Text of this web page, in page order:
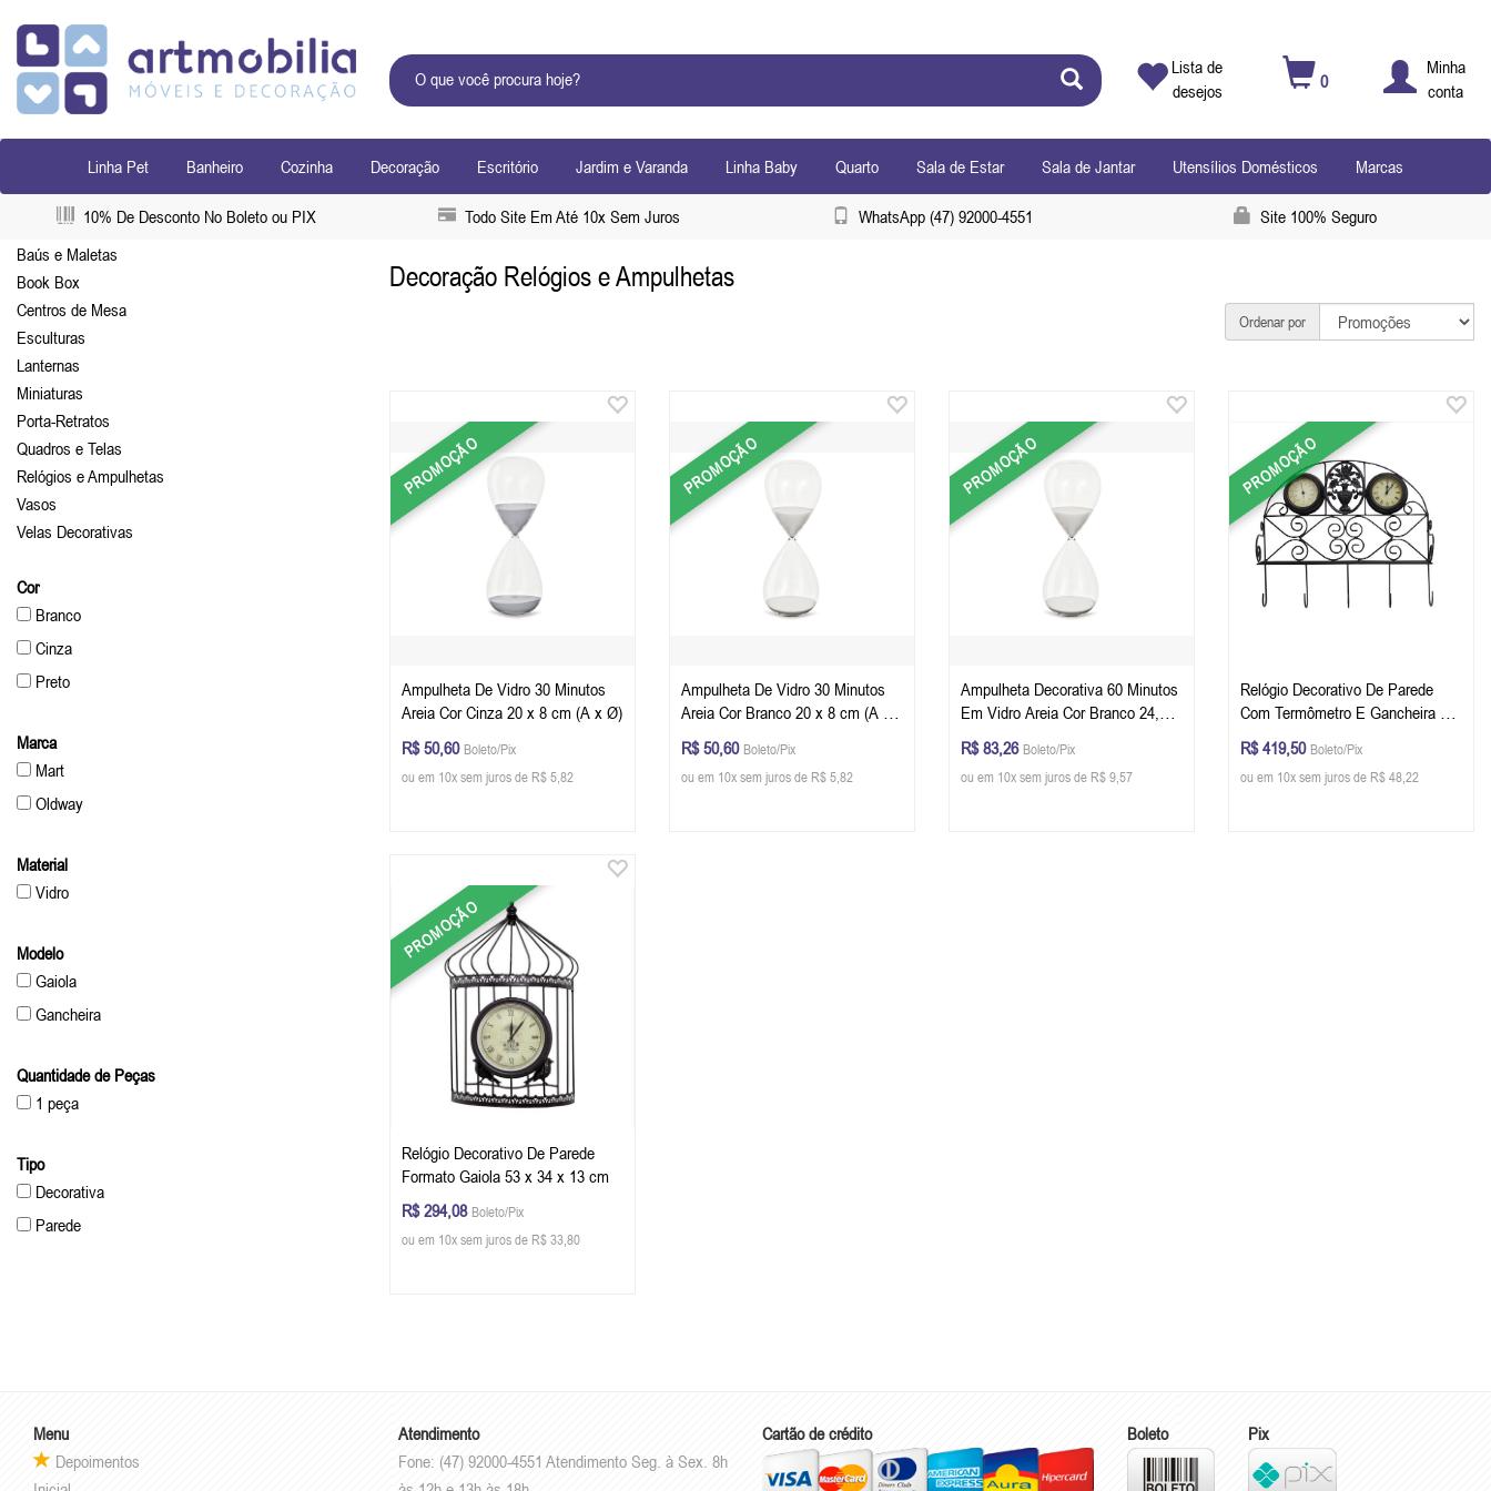
Lista de
desejos
0
Minha
conta
Linha Pet Banheiro Cozinha Decoração Escritório Jardim e Varanda Linha Baby Quarto Sala de Estar Sala de Jantar Utensílios Domésticos Marcas
10% De Desconto No Boleto ou PIX Todo Site Em Até 10x Sem Juros WhatsApp (47) 92000-4551
Site 100% Seguro
Baús e Maletas
Book Box
Centros de Mesa
Esculturas
Lanternas
Miniaturas
Porta-Retratos
Quadros e Telas
Relógios e Ampulhetas
Vasos
Velas Decorativas
Cor
Branco
Cinza
Preto
Marca
Mart
Oldway
Material
Vidro
Modelo
Gaiola
Gancheira
Quantidade de Peças
1 peça
Tipo
Decorativa
Parede
Decoração Relógios e Ampulhetas
Ordenar por
PROMOÇÃO
Ampulheta De Vidro 30 Minutos
Areia Cor Cinza 20 x 8 cm (A x Ø)
R$ 50,60 Boleto/Pix
ou em 10x sem juros de R$ 5,82
PROMOÇÃO
Ampulheta De Vidro 30 Minutos
Areia Cor Branco 20 x 8 cm (A x
Ø)
R$ 50,60 Boleto/Pix
ou em 10x sem juros de R$ 5,82
PROMOÇÃO
Ampulheta Decorativa 60 Minutos
Em Vidro Areia Cor Branco 24,5 x
9 cm (A x Ø)
R$ 83,26 Boleto/Pix
ou em 10x sem juros de R$ 9,57
PROMOÇÃO
Relógio Decorativo De Parede
Com Termômetro E Gancheira 44
x 48 x 15 cm
R$ 419,50 Boleto/Pix
ou em 10x sem juros de R$ 48,22
PROMOÇÃO
Relógio Decorativo De Parede
Formato Gaiola 53 x 34 x 13 cm
R$ 294,08 Boleto/Pix
ou em 10x sem juros de R$ 33,80
Menu
Depoimentos
Atendimento
Fone: (47) 92000-4551 Atendimento Seg. à Sex. 8h
Cartão de crédito Boleto Pix